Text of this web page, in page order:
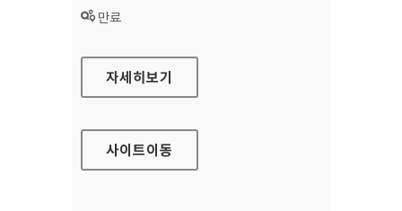
상태 :
만료
신한카드 법인 홈페이지
자세히보기
사이트이동